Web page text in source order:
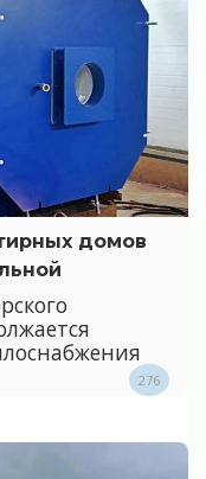
домов
276